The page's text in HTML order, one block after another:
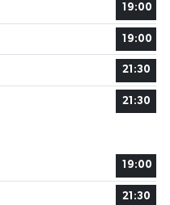
19:00
19:00
21:30
21:30
19:00
21:30